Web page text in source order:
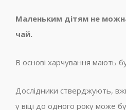
Маленьким дітям не
чай.
В основі харчування мають
Дослідники стверджують,
у віці до одного року може